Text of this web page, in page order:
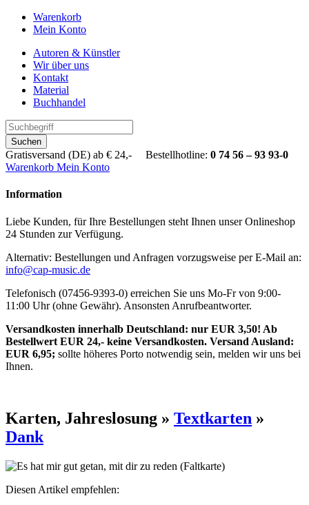
Warenkorb
Mein Konto
Autoren & Künstler
Wir über uns
Kontakt
Material
Buchhandel
Suchen
Gratisversand (DE) ab € 24,- Bestellhotline: 0 74 56 – 93 93-0
Warenkorb Mein Konto
Information
Liebe Kunden, für Ihre Bestellungen steht Ihnen unser Onlineshop
24 Stunden zur Verfügung.
Alternativ: Bestellungen und Anfragen vorzugsweise per E-Mail an:
info@cap-music.de
Telefonisch (07456-9393-0) erreichen Sie uns Mo-Fr von 9:00-
11:00 Uhr (ohne Gewähr). Ansonsten Anrufbeantworter.
Versandkosten innerhalb Deutschland: nur EUR 3,50! Ab
Bestellwert EUR 24,- keine Versandkosten. Versand Ausland:
EUR 6,95; sollte höheres Porto notwendig sein, melden wir uns bei
Ihnen.
Karten, Jahreslosung » Textkarten »
Dank
Diesen Artikel empfehlen: